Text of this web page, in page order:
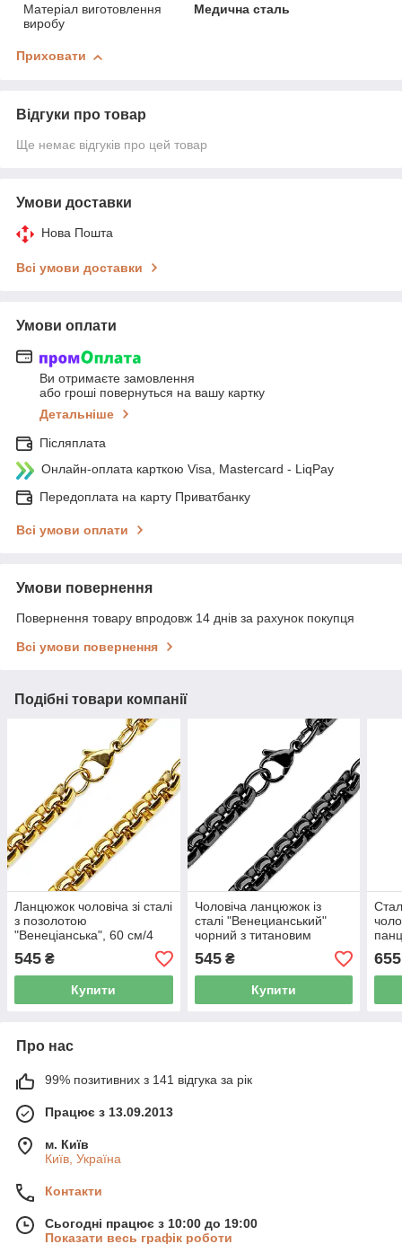
Матеріал виготовлення
виробу
Медична сталь
Приховати
Відгуки про товар
Ще немає відгуків про цей товар
Умови доставки
Нова Пошта
Всі умови доставки
Умови оплати
Ви отримаєте замовлення
або гроші повернуться на вашу картку
Детальніше
Післяплата
Онлайн-оплата карткою Visa, Mastercard - LiqPay
Передоплата на карту Приватбанку
Всі умови оплати
Умови повернення
Повернення товару впродовж 14 днів за рахунок покупця
Всі умови повернення
Подібні товари компанії
Ланцюжок чоловіча зі сталі
з позолотою
"Венеціанська", 60 см/4
мм
545 ₴
Купити
Чоловіча ланцюжок із
сталі "Венецианський"
чорний з титановим
напиленням, 60 см/4 мм
545₴
Купити
см/
655
Про нас
99% позитивних з 141 відгука за рік
Працює з 13.09.2013
м. Київ
Київ, Україна
Контакти
Сьогодні працює з 10:00 до 19:00
Показати весь графік роботи